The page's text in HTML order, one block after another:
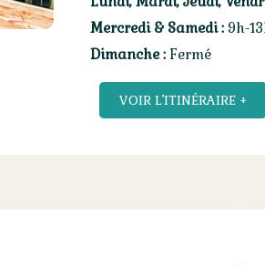
Mercredi & Samedi : 9h-
Dimanche : Fermé
VOIR L’ITINÉRAIRE +